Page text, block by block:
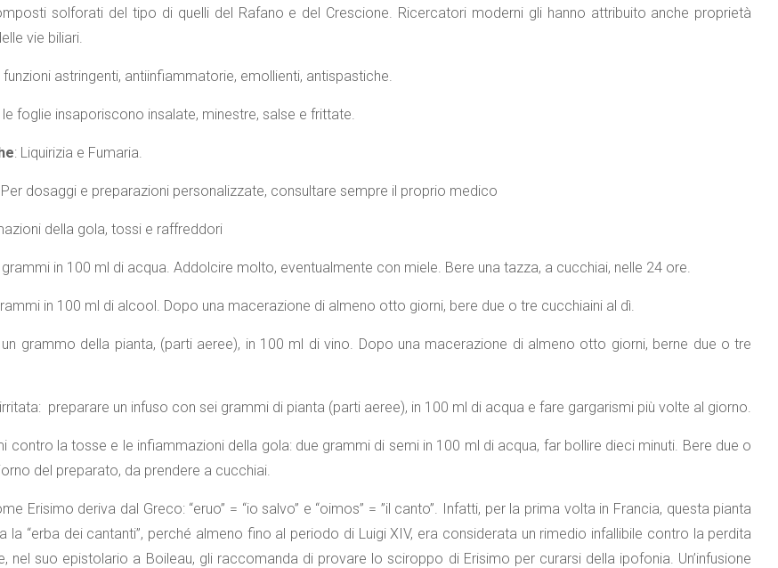
solforati del tipo di quelli del Rafano e del Crescione. Ricercatori moderni gli hanno attribuito anche proprietà
vie biliari.
funzioni astringenti, antiinfiammatorie, emollienti, antispastiche.
le foglie insaporiscono insalate, minestre, salse e frittate.
: Liquirizia e Fumaria.
dosaggi e preparazioni personalizzate, consultare sempre il proprio medico
della gola, tossi e raffreddori
in 100 ml di acqua. Addolcire molto, eventualmente con miele. Bere una tazza, a cucchiai, nelle 24 ore.
in 100 ml di alcool. Dopo una macerazione di almeno otto giorni, bere due o tre cucchiaini al dì.
un grammo della pianta, (parti aeree), in 100 ml di vino. Dopo una macerazione di almeno otto giorni, berne due o tre
preparare un infuso con sei grammi di pianta (parti aeree), in 100 ml di acqua e fare gargarismi più volte al giorno.
contro la tosse e le infiammazioni della gola: due grammi di semi in 100 ml di acqua, far bollire dieci minuti. Bere due o
del preparato, da prendere a cucchiai.
Erisimo deriva dal Greco: “eruo” = “io salvo” e “oimos” = ”il canto”. Infatti, per la prima volta in Francia, questa pianta
la “erba dei cantanti”, perché almeno fino al periodo di Luigi XIV, era considerata un rimedio infallibile contro la perdita
nel suo epistolario a Boileau, gli raccomanda di provare lo sciroppo di Erisimo per curarsi della ipofonia. Un’infusione